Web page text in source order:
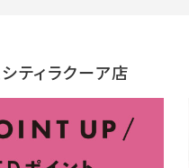
ティラクーア店